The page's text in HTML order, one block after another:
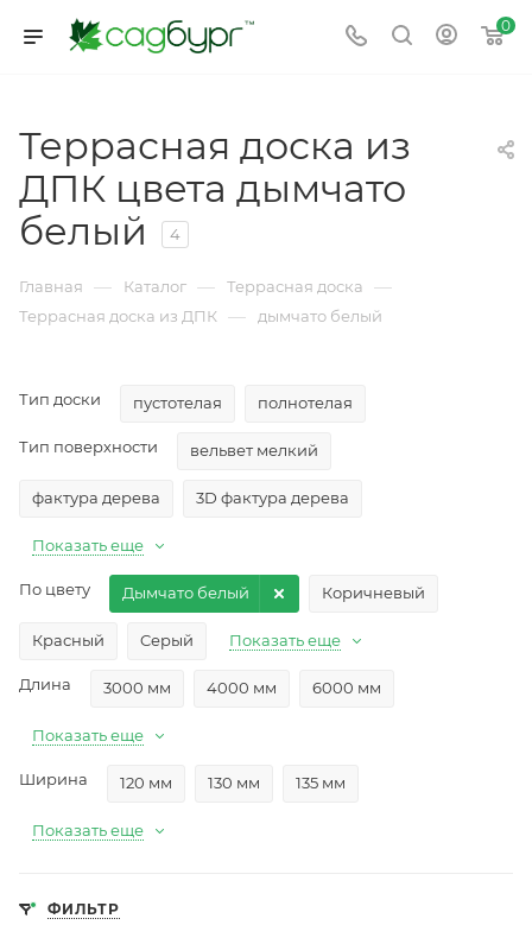
0
Террасная доска из
ДПК цвета дымчато
белый
4
Главная — Каталог — Террасная доска —
Террасная доска из ДПК — дымчато белый
Тип доски пустотелая полнотелая
Тип поверхности вельвет мелкий
фактура дерева 3D фактура дерева
Показать еще
По цвету Коричневый
Красный Cерый
Дымчато белый
Показать еще
Длина 3000 мм 4000 мм 6000 мм
Показать еще
Ширина 120 мм 130 мм 135 мм
Показать еще
ФИЛЬТР